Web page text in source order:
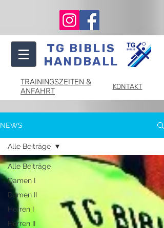
TG BIBLIS
HANDBALL
TRAININGSZEITEN &
ANFAHRT
KONTAKT
NEWS
Alle Beiträge
Damen I
Damen II
Herren I
Herren II
Alle Beiträge